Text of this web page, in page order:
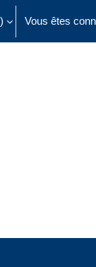
de recherche
Vous êtes